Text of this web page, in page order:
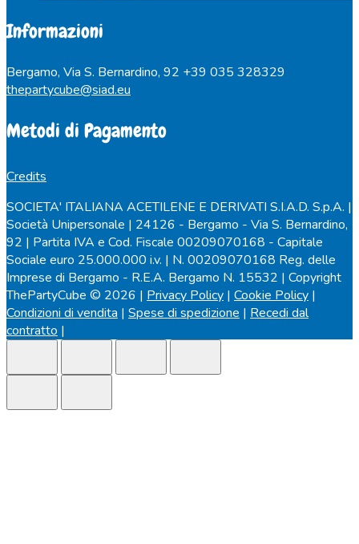
Informazioni
Bergamo, Via S. Bernardino, 92 +39 035 328329
thepartycube@siad.eu
Metodi di Pagamento
Credits
SOCIETA' ITALIANA ACETILENE E DERIVATI S.I.A.D. S.p.A. |
Società Unipersonale | 24126 - Bergamo - Via S. Bernardino,
92 | Partita IVA e Cod. Fiscale 00209070168 - Capitale
Sociale euro 25.000.000 i.v. | N. 00209070168 Reg. delle
Imprese di Bergamo - R.E.A. Bergamo N. 15532 | Copyright
ThePartyCube © 2026 | Privacy Policy | Cookie Policy |
Condizioni di vendita | Spese di spedizione | Recedi dal
contratto |